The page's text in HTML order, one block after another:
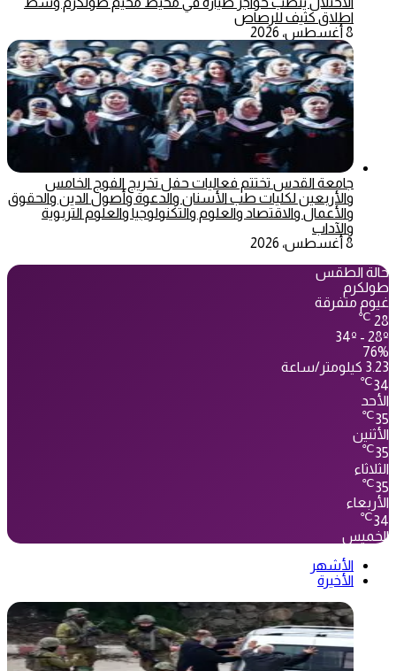
اطلاق كثيف للرصاص
8 أغسطس، 2026
جامعة القدس تختتم فعاليات حفل تخريج الفوج الخامس
والأربعين لكليات طب الأسنان والدعوة وأصول الدين والحقوق
والأعمال والاقتصاد والعلوم والتكنولوجيا والعلوم التربوية
والآداب
8 أغسطس، 2026
حالة الطقس
طولكرم
غيوم متفرقة
28
℃
34º - 28º
76%
3.23 كيلومتر/ساعة
34
℃
الأحد
35
℃
الأثنين
35
℃
الثلاثاء
35
℃
الأربعاء
34
℃
الخميس
الأشهر
الأخيرة